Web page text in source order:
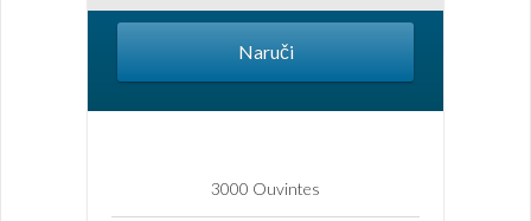
Naruči
3000 Ouvintes